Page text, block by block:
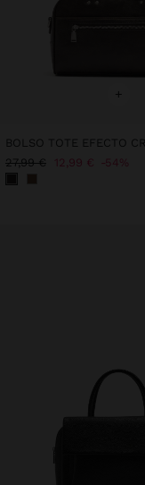
+
27,99 € 12,99 € 54%